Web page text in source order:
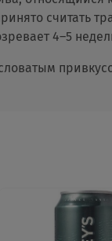
считать
4–5